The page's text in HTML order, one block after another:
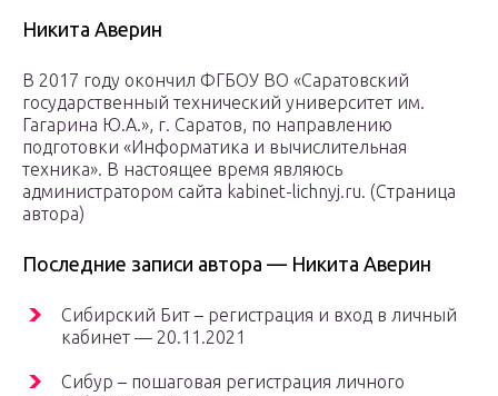
Никита Аверин
В 2017 году окончил ФГБОУ ВО «Саратовский
государственный технический университет им.
Гагарина Ю.А.», г. Саратов, по направлению
подготовки «Информатика и вычислительная
техника». В настоящее время являюсь
администратором сайта kabinet-lichnyj.ru. (Страница
автора)
Последние записи автора — Никита Аверин
Сибирский Бит – регистрация и вход в личный
кабинет — 20.11.2021
Сибур – пошаговая регистрация личного